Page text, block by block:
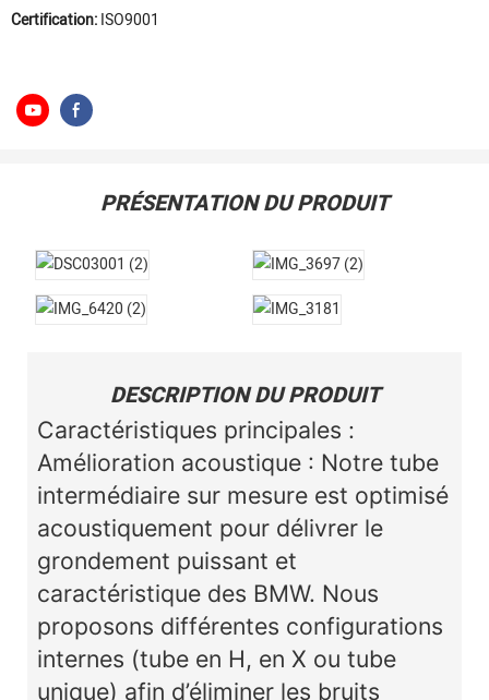
Certification:ISO9001
PRÉSENTATION DU PRODUIT
DESCRIPTION DU PRODUIT
Caractéristiques principales :
Amélioration acoustique : Notre tube
intermédiaire sur mesure est optimisé
acoustiquement pour délivrer le
grondement puissant et
caractéristique des BMW. Nous
proposons différentes configurations
internes (tube en H, en X ou tube
unique) afin d’éliminer les bruits